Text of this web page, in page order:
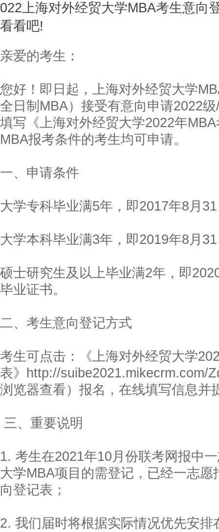
022上海对外经贸大学MBA考生意向
看看吧!
亲爱的考生：
您好！即日起，上海对外经贸大学
全日制MBA）接受有意向申请2022
填写《上海对外经贸大学2022年
MBA报考条件的考生均可申请。
一、申请条件
大学专科毕业满5年，即2017年8月
大学本科毕业满3年，即2019年8月
硕士研究生及以上毕业满2年，即
毕业证书。
二、考生意向登记方式
考生可点击：《上海对外经贸大学
表》http://suibe2021.mikecrm.com/
浏览器查看）报名，在线填写信息并
三、重要说明
1. 考生在2021年10月份联考网报中
大学MBA项目的需登记，已经一志
向登记表；
2. 我们届时将根据实际情况优先安